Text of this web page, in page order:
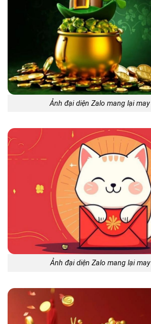
Ảnh đại diện Zalo mang lại
Ảnh đại diện Zalo mang lại